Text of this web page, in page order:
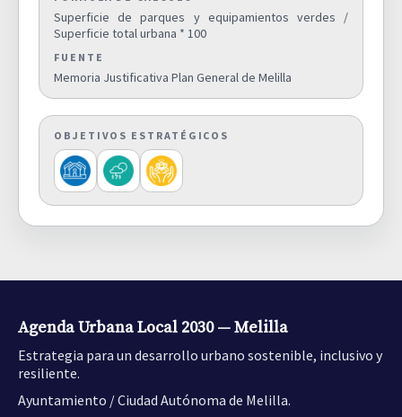
D05
Superficie de zonas verdes por
cada 1.000 habitantes.
SUPERFICIE VERDE
D06
Densidad Urbana. Número de
habitantes por hectárea de
superficie de suelo urbano
(hab./ha).
SUPERFICIE DENSIDAD DE LA
POBLACIÓN EN SUELO NO URBANO
mixto discontinuo sobre suelo
SUELO URBANO DISCONTINUO
D08
superficie de suelo urbano
(Viv/ha).
Superficie de parques y equipamientos verdes /
Superficie total urbana * 100
FUENTE
Memoria Justificativa Plan General de Melilla
OBJETIVOS ESTRATÉGICOS
Agenda Urbana Local 2030 — Melilla
Estrategia para un desarrollo urbano sostenible, inclusivo y
resiliente.
Ayuntamiento / Ciudad Autónoma de Melilla.